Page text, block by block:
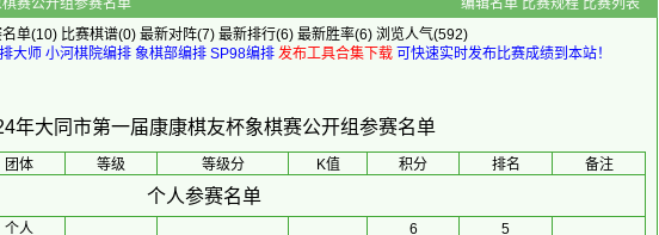
届康康棋友杯象棋赛公开组参赛名单 编辑名单 比赛规程 比赛列表
单(10) 比赛棋谱(0) 最新对阵(7) 最新排行(6) 最新胜率(6) 浏览人气(592)
大师 小河棋院编排 象棋部编排 SP98编排 发布工具合集下载 可快速实时发布比赛成绩到本站！
年大同市第一届康康棋友杯象棋赛公开组参赛名单
团体 等级 等级分 K值 积分 排名 备注
个人参赛名单
个人 6
5